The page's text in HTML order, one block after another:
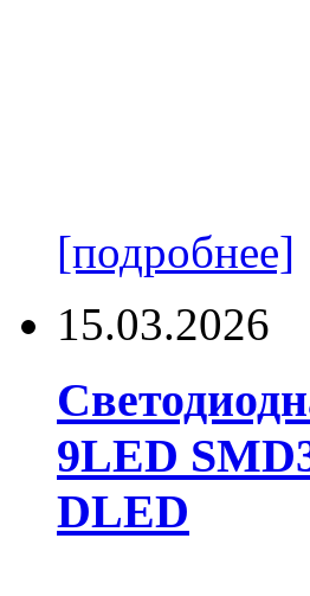
[подробнее]
15.03.2026
9LED
DLED